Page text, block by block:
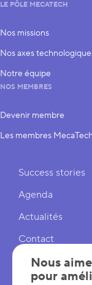
LE PÔLE MECATECH
Nos missions
Nos axes
Notre équipe
NOS MEMBRES
Devenir membre
Les membres MecaTech
Liens rapides
Success stories
Agenda
Actualités
Contact
Cookies
Nous
pour